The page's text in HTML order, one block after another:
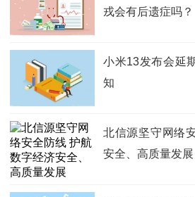
戎会有后遗症吗？
小米13发布会延
知
北信源坚守网络
安全、高质量发展